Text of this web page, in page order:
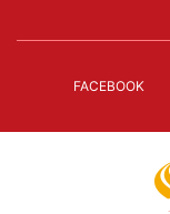
FACEBOOK